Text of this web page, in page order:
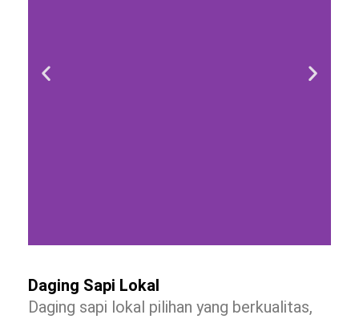
Daging Sapi Lokal
Daging sapi lokal pilihan yang berkualitas,